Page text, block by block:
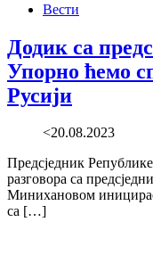
Вести
Додик са
Упорно ћемо
Русији
<20.08.2023
Предсједник
разговора са
Минихановом
са […]